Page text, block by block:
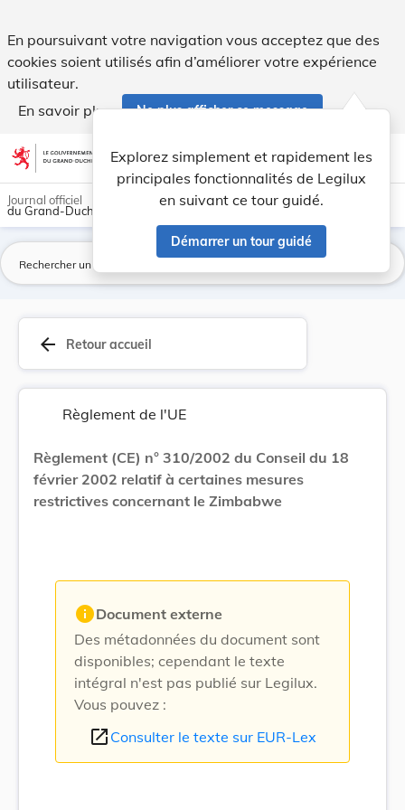
En poursuivant votre navigation vous acceptez que des
cookies soient utilisés afin d’améliorer votre expérience
utilisateur.
En savoir plus
Ne plus afficher ce message
Aller au contenu account_circle help Aide
Explorez simplement et rapidement les
principales fonctionnalités de Legilux
en suivant ce tour guidé.
Démarrer un tour guidé
light_mode dark_mode
Journal officiel
du Grand-Duché de Luxembourg
arrow_back Retour accueil
Règlement de l'UE
Règlement (CE) n° 310/2002 du Conseil du 18
février 2002 relatif à certaines mesures
restrictives concernant le Zimbabwe
infoDocument externe
Des métadonnées du document sont
disponibles; cependant le texte
intégral n'est pas publié sur Legilux.
Vous pouvez :
open_in_new Consulter le texte sur EUR-Lex